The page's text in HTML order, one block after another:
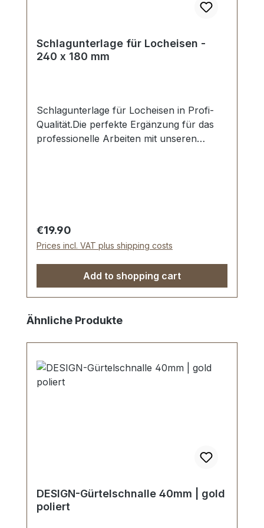
Schlagunterlage für Locheisen -
240 x 180 mm
Schlagunterlage für Locheisen in Profi-
Qualität.Die perfekte Ergänzung für das
professionelle Arbeiten mit unseren
Regular price:
€19.90
Prices incl. VAT plus shipping costs
Add to shopping cart
Skip product gallery
Ähnliche Produkte
DESIGN-Gürtelschnalle 40mm | gold
poliert